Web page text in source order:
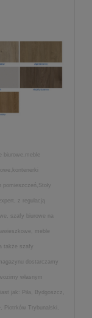
pomieszczeń,Stoły
z regulacją
szafy biurowe na
meble
także szafy
dostarczamy
własnym
jak: Piła, Bydgoszcz,
Piotrków Trybunalski,